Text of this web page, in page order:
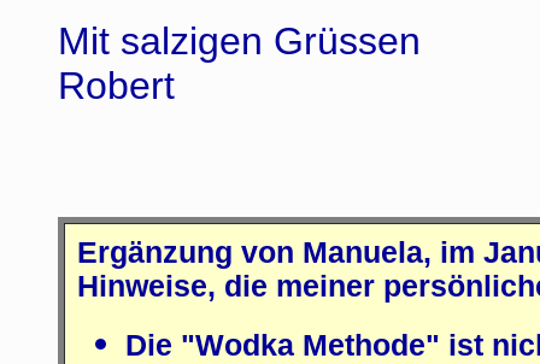
Mit salzigen Grüssen
Robert
Ergänzung von Manuela, im
Hinweise, die meiner
Die "Wodka Methode" ist